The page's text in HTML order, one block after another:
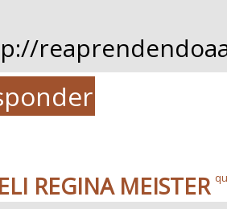
REGINA MEISTER